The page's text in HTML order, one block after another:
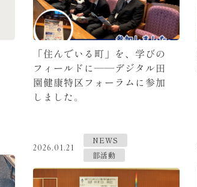
「住んでいる町」を、学びの
フィールドに――デジタル田
園健康特区フォーラムに参加
しました。
2026.01.21
NEWS
部活動